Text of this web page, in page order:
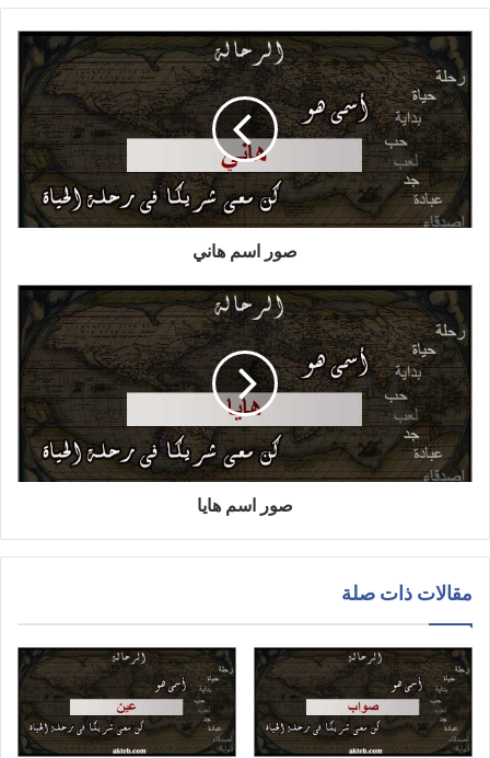
صور اسم هاني
صور اسم هايا
مقالات ذات صلة